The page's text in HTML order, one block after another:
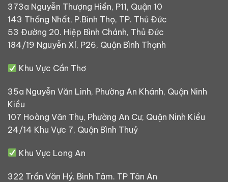
373a Nguyễn Thượng Hiền, P11, Quận 10
143 Thống Nhất, P.Bình Thọ, TP. Thủ Đức
53 Đường 20. Hiệp Bình Chánh, Thủ Đức
184/19 Nguyễn Xí, P26, Quận Bình Thạnh
Khu Vực Cần Thơ
35a Nguyễn Văn Linh, Phường An Khánh, Quận Ninh
Kiều
107 Hoàng Văn Thụ, Phường An Cư, Quận Ninh Kiều
24/14 Khu Vực 7, Quận Bình Thuỷ
Khu Vực Long An
322 Trần Văn Hý. Bình Tâm. TP Tân An